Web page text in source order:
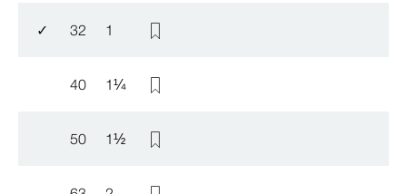
✓ 32 1
40 1¼
50 1½